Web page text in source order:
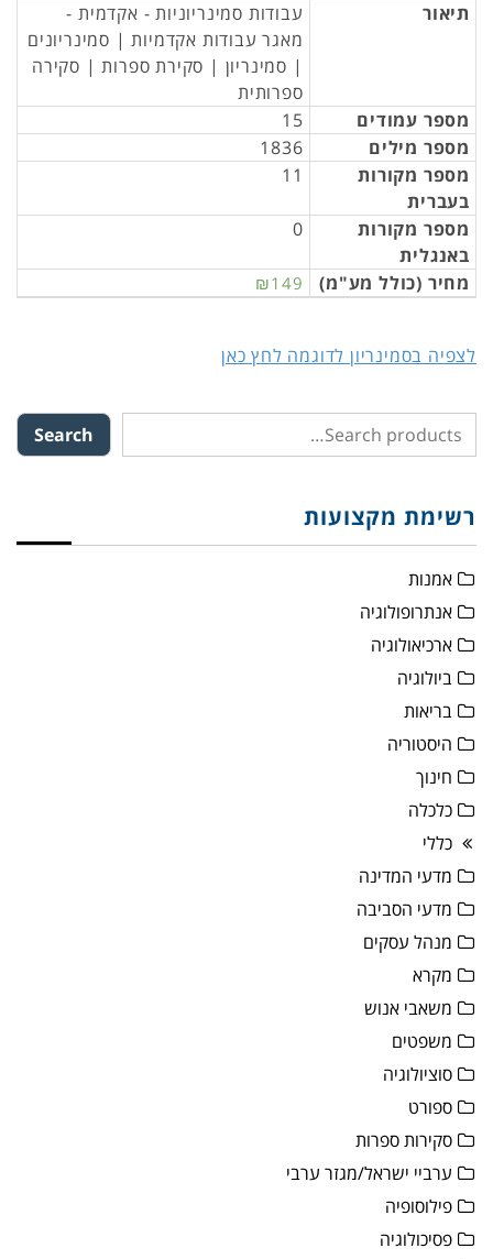
תיאור
עבודות סמינריוניות - אקדמית -
מאגר עבודות אקדמיות | סמינריונים
| סמינריון | סקירת ספרות | סקירה
ספרותית
מספר עמודים
15
מספר מילים
1836
מספר מקורות
בעברית
11
מספר מקורות
באנגלית
0
מחיר (כולל מע"מ) ₪149
לצפיה בסמינריון לדוגמה לחץ כאן
Search
רשימת מקצועות
אמנות
אנתרופולוגיה
ארכיאולוגיה
ביולוגיה
בריאות
היסטוריה
חינוך
כלכלה
כללי
מדעי המדינה
מדעי הסביבה
מנהל עסקים
מקרא
משאבי אנוש
משפטים
סוציולוגיה
ספורט
סקירות ספרות
ערביי ישראל/מגזר ערבי
פילוסופיה
פסיכולוגיה